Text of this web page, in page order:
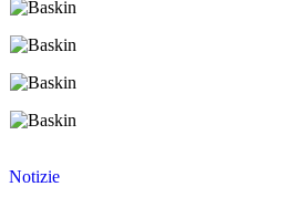
Notizie